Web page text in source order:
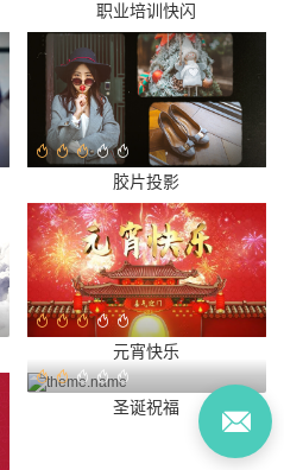
职业培训快闪
胶片投影
元宵快乐
圣诞祝福